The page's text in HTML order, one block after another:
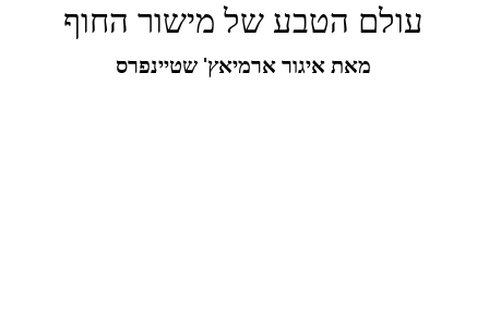
עולם הטבע של מישור החוף
מאת איגור ארמיאץ' שטיינפרס